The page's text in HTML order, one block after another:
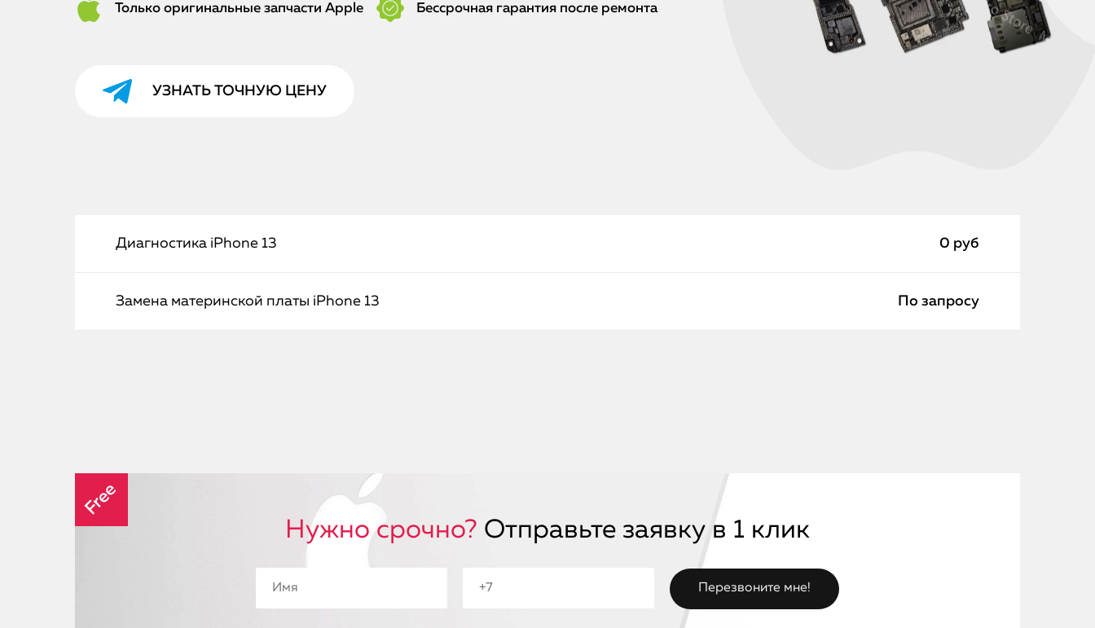
Только оригинальные запчасти Apple Бессрочная гарантия после ремонта
УЗНАТЬ ТОЧНУЮ ЦЕНУ
Диагностика iPhone 13 0 руб
Замена материнской платы iPhone 13 По запросу
Free
Нужно срочно? Отправьте заявку в 1 клик